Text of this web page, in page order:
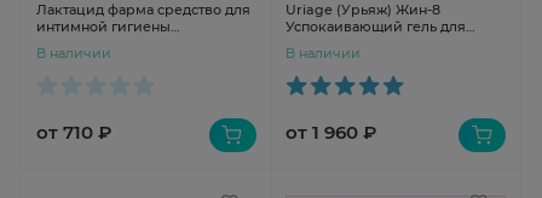
Лактацид фарма средство для
интимной гигиены
В наличии
от 710 ₽
Uriage (Урьяж) Жин-8
Успокаивающий гель для
В наличии
от 1 960 ₽